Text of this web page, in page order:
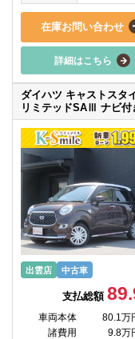
在庫お問い合わせ
詳細はこちら
ダイハツ キャストスタ
リミテッドSAⅢ ナビ付
出雲店 中古車
支払総額
車両本体
80.1万
諸費用
9.8万